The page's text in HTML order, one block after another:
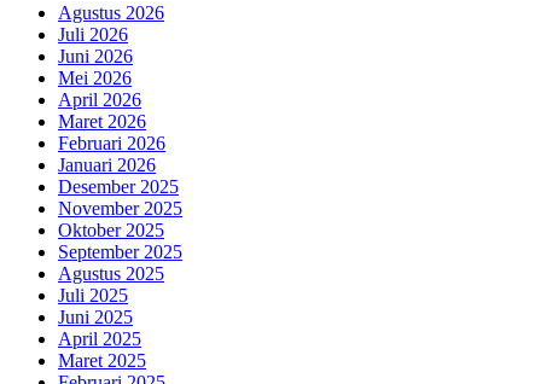
Agustus 2026
Juli 2026
Juni 2026
Mei 2026
April 2026
Maret 2026
Februari 2026
Januari 2026
Desember 2025
November 2025
Oktober 2025
September 2025
Agustus 2025
Juli 2025
Juni 2025
April 2025
Maret 2025